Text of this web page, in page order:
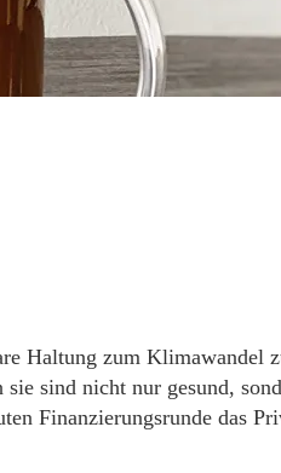
Haltung zum Klimawandel
sind nicht nur gesund,
Finanzierungsrunde das